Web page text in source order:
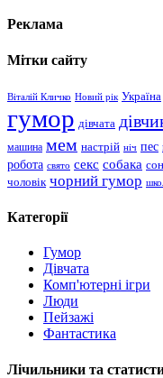
Реклама
Мітки сайту
Віталій Кличко Новий рік Україна
гумор дівчата
машина мем настрій ніч пес
робота свято секс собака сон
чоловік чорний гумор
Категорії
Гумор
Дівчата
Комп'ютерні ігри
Люди
Пейзажі
Фантастика
Лічильники та